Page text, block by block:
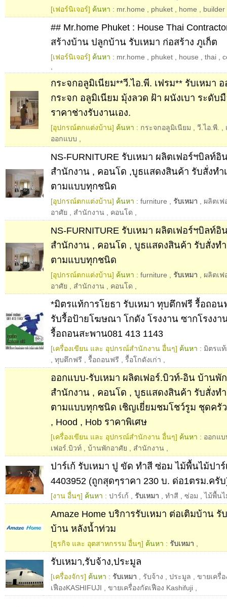
[เฟอร์นิเจอร์] ค้นหา : mr.home phuket home builder
## Mr.home Phuket : House Thai
สร้างบ้าน ปลูกบ้าน รับเหมา ก่อสร้าง ภูเก็ต
[เฟอร์นิเจอร์] ค้นหา : mr.home phuket house thai
กระจกอลูมิเนียม**วี.ไอ.พี. เฟรม** รับเหมา
กระจก อลูมิเนียม มุ้งลวด ฝ้า ผนังเบา ระดับ
ราคาช่างรับงานเอง.
[อุปกรณ์ตกแต่งบ้าน] ค้นหา : กระจกอลูมิเนียม วี.ไอ.พี.
ออกแบบ
NS-FURNITURE รับเหมา ผลิตเฟอร์ฯบิลท์
สำนักงาน , คอนโด ,บูธแสดงสินค้า รับสั่งทำ
ตามแบบทุกชนิด
[อุปกรณ์ตกแต่งบ้าน] ค้นหา : furniture รับเหมา
ผลิตเ
อาศัย
สำนักงาน คอนโด
NS-FURNITURE รับเหมา ผลิตเฟอร์ฯบิลท์
สำนักงาน , คอนโด , บูธแสดงสินค้า รับสั่งทำ
ตามแบบทุกชนิด
[อุปกรณ์ตกแต่งบ้าน] ค้นหา : furniture รับเหมา
ผลิตเ
อาศัย
สำนักงาน คอนโด
*มิตรแท้การโยธา รับเหมา ทุบตึกฟรี รื้อถอน
รับรื้อป้ายโฆษณา โกดัง โรงงาน ซากโรงงา
รื้อถอนสะพาน081 413 1143
[เครื่องเขียน และ อุปกรณ์สำนักงาน อื่นๆ] ค้นหา : มิตรแ
ทุบตึกฟรี รื้อถอนฟรี รื้อโกดังเก่า
ออกแบบ-รับเหมา ผลิตเฟอร์.บิวท์-อิน บ้านพั
สำนักงาน , คอนโด , บูธแสดงสินค้า รับสั่งทำ
ตามแบบทุกชนิด เชิญเยี่ยมชมโชว์รูม ชุดครั
, Hood , Hob ราคาพิเศษ
[เครื่องเขียน และ อุปกรณ์สำนักงาน อื่นๆ] ค้นหา : ออกแบ
เฟอร์.บิวท์
บ้านพักอาศัย สำนักงาน
ปาร์เก้ รับเหมา ปู ขัด ทำสี ซ่อม ไม้พื้นไม้ปาร์
4403952 (ถูกสุดๆราคา 230 บ. ด่อ1ตรม.ครั
[งาน อื่นๆ] ค้นหา : ปาร์เก้ รับเหมา ทำสี ซ่อม ,ไม้พื้นไ
Amaze Home บริการรับเหมา ต่อเติมบ้าน
บ้าน หลังน้ำท่วม
[ธุรกิจ และ อุตสาหกรรม อื่นๆ] ค้นหา : รับเหมา
รับเหมา,รับจ้าง,ประมูล
[เครื่องจักร] ค้นหา : รับเหมา รับจ้าง ประมูล
ขายเครื่
เฟืองKASHIFUJI
ขายเครื่องกัดเฟือง Kashifuji